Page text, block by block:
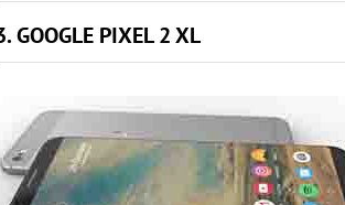
GOOGLE PIXEL 2 XL